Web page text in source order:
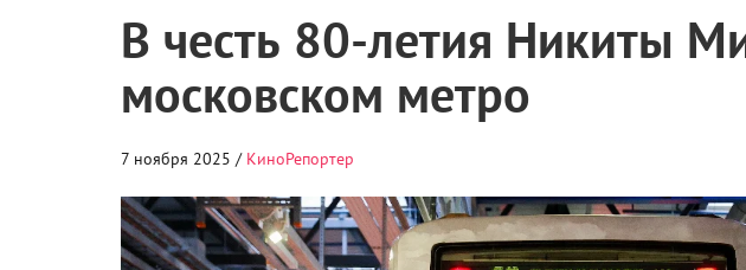
В честь 80-летия Никиты
московском метро
7 ноября 2025 / КиноРепортер